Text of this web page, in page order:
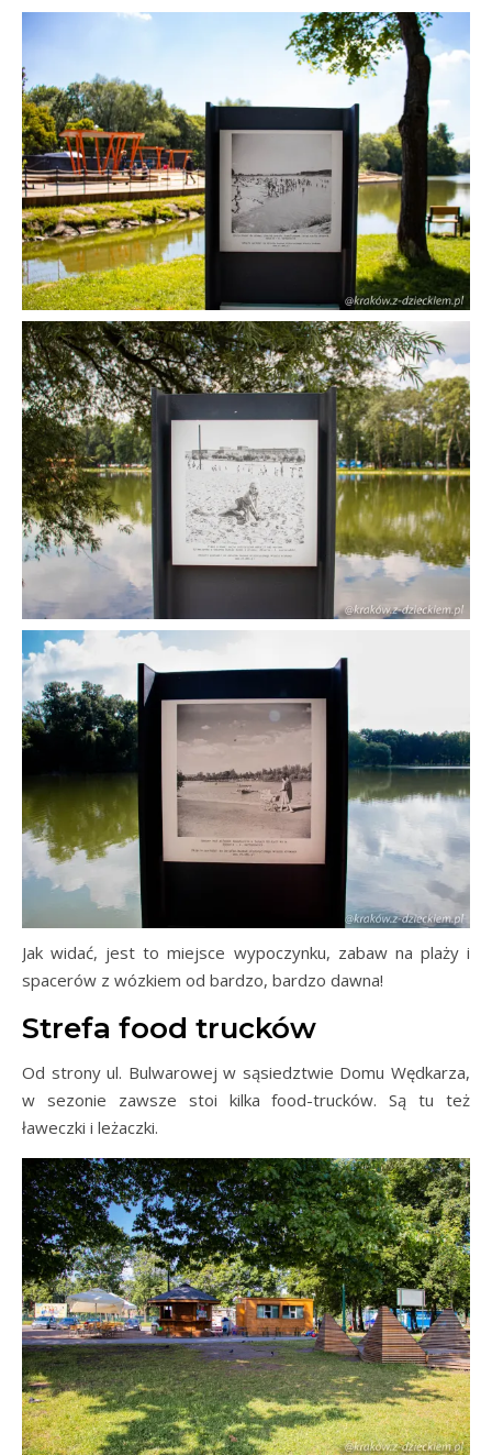
Jak widać, jest to miejsce wypoczynku, zabaw na plaży i
spacerów z wózkiem od bardzo, bardzo dawna!
Strefa food trucków
Od strony ul. Bulwarowej w sąsiedztwie Domu Wędkarza,
w sezonie zawsze stoi kilka food-trucków. Są tu też
ławeczki i leżaczki.